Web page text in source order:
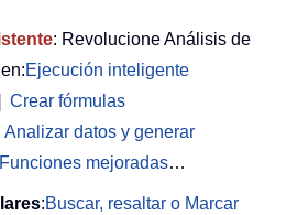
: Revolucione Análisis de
Ejecución inteligente
Crear fórmulas
Analizar datos y generar
mejoradas…
:Buscar, resaltar o Marcar